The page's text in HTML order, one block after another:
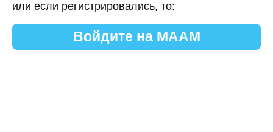
или если регистрировались, то:
Войдите на МААМ